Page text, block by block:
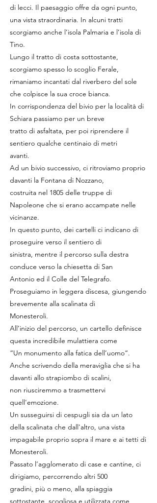
di lecci. Il paesaggio offre da ogni punto,
una vista straordinaria. In alcuni tratti
scorgiamo anche l’isola Palmaria e l’isola di
Tino.
Lungo il tratto di costa sottostante,
scorgiamo spesso lo scoglio Ferale,
rimaniamo incantati dal riverbero del sole
che colpisce la sua croce bianca.
In corrispondenza del bivio per la località di
Schiara passiamo per un breve
tratto di asfaltata, per poi riprendere il
sentiero qualche centinaio di metri
avanti.
Ad un bivio successivo, ci ritroviamo proprio
davanti la Fontana di Nozzano,
costruita nel 1805 delle truppe di
Napoleone che si erano accampate nelle
vicinanze.
In questo punto, dei cartelli ci indicano di
proseguire verso il sentiero di
sinistra, mentre il percorso sulla destra
conduce verso la chiesetta di San
Antonio ed il Colle del Telegrafo.
Proseguiamo in leggera discesa, giungendo
brevemente alla scalinata di
Monesteroli.
All’inizio del percorso, un cartello definisce
questa incredibile mulattiera come
“Un monumento alla fatica dell’uomo“.
Anche scrivendo della meraviglia che si ha
davanti allo strapiombo di scalini,
non riusciremmo a trasmettervi
quell'emozione.
Un susseguirsi di cespugli sia da un lato
della scalinata che dall'altro, una vista
impagabile proprio sopra il mare e ai tetti di
Monesteroli.
Passato l’agglomerato di case e cantine, ci
dirigiamo, percorrendo altri 500
gradini, più o meno, alla spiaggia
sottostante, scogliosa e utilizzata come